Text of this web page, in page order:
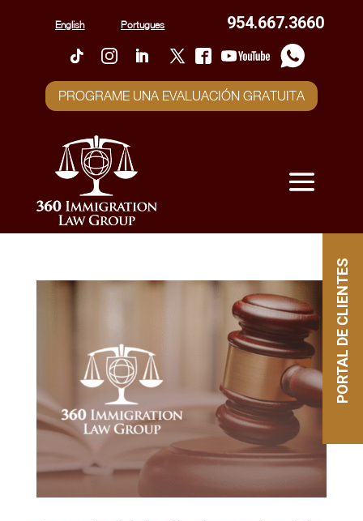
English Portugues 954.667.3660
PROGRAME UNA EVALUACIÓN GRATUITA
PORTAL DE CLIENTES